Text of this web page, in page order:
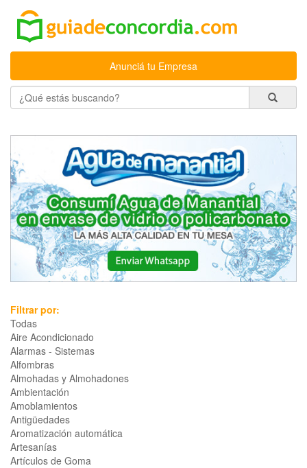
Anunciá tu Empresa
Filtrar por:
Todas
Aire Acondicionado
Alarmas - Sistemas
Alfombras
Almohadas y Almohadones
Ambientación
Amoblamientos
Antigüedades
Aromatización automática
Artesanías
Artículos de Goma